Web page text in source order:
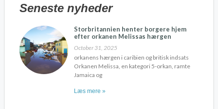
Seneste nyheder
Storbritannien henter borgere hjem
efter orkanen Melissas hærgen
October 31, 2025
orkanens hærgen i caribien og britisk indsats
Orkanen Melissa, en kategori 5-orkan, ramte
Jamaica og
Læs mere »